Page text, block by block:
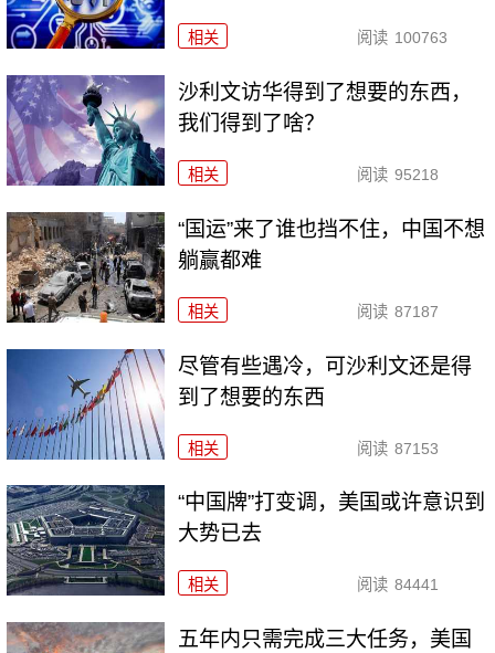
相关 阅读 100763
沙利文访华得到了想要的东西，
我们得到了啥？
相关 阅读 95218
“国运”来了谁也挡不住，中国不想
躺赢都难
相关 阅读 87187
尽管有些遇冷，可沙利文还是得
到了想要的东西
相关 阅读 87153
“中国牌”打变调，美国或许意识到
大势已去
相关 阅读 84441
五年内只需完成三大任务，美国